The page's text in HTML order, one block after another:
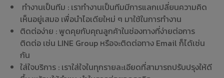
ทำงานเป็นทีม : เราทำงานเป็นทีมมีการแลกเปลี่ยนความคิด
เห็นอยู่เสมอ เพื่อนำไอเดียใหม่ ๆ มาใช้ในการทำงาน
ติดต่อง่าย : พูดคุยกับคุณลูกค้าในช่องทางที่ง่ายต่อการ
ติดต่อ เช่น LINE Group หรือจะติดต่อทาง Email ก็ได้เช่น
กัน
ใส่ใจบริการ : เราใส่ใจในทุกรายละเอียดที่สามารถปรับปรุงให้ดี